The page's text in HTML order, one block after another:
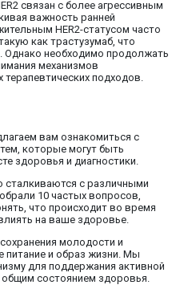
связан с более агрессивным
важность ранней
HER2-статусом часто
как трастузумаб, что
Однако необходимо продолжать
механизмов
подходов.
вам ознакомиться с
которые могут быть
здоровья и диагностики.
сталкиваются с различными
10 частых вопросов,
что происходит во время
на ваше здоровье.
молодости и
питание и образ жизни. Мы
для поддержания активной
состоянием здоровья.